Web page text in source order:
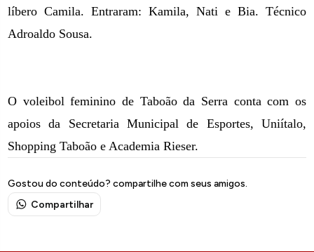
líbero Camila. Entraram: Kamila, Nati e Bia. Técnico
Adroaldo Sousa.
O voleibol feminino de Taboão da Serra conta com os
apoios da Secretaria Municipal de Esportes, Uniítalo,
Shopping Taboão e Academia Rieser.
Gostou do conteúdo? compartilhe com seus amigos.
Compartilhar